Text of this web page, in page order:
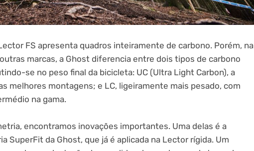
FS apresenta quadros inteiramente de carbono. Porém, na
marcas, a Ghost diferencia entre dois tipos de carbono
se no peso final da bicicleta: UC (Ultra Light Carbon), a
melhores montagens; e LC, ligeiramente mais pesado, com
na gama.
encontramos inovações importantes. Uma delas é a
SuperFit da Ghost, que já é aplicada na Lector rígida. Um